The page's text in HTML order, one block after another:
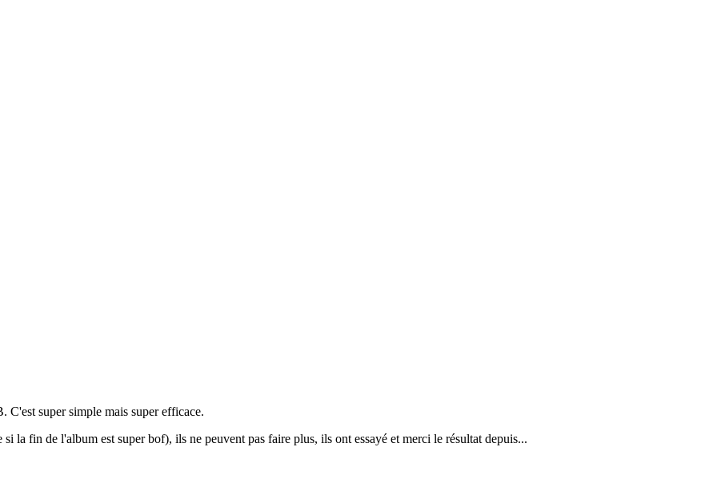
super simple mais super efficace.
la fin de l'album est super bof), ils ne peuvent pas faire plus, ils ont essayé et merci le résultat depuis...